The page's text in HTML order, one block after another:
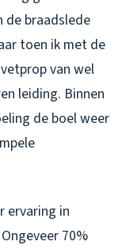
de braadslede
toen ik met de
van wel
leiding. Binnen
de boel weer
ervaring in
70%